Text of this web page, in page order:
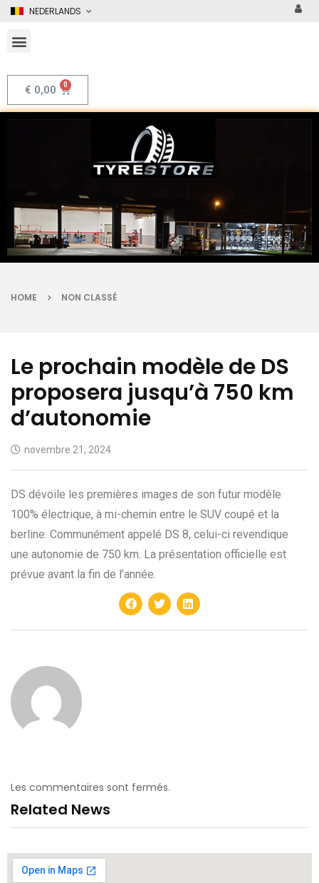
NEDERLANDS
€ 0,00
HOME NON CLASSÉ
Le prochain modèle de DS
proposera jusqu’à 750 km
d’autonomie
novembre 21, 2024
DS dévoile les premières images de son futur modèle
100% électrique, à mi-chemin entre le SUV coupé et la
berline. Communément appelé DS 8, celui-ci revendique
une autonomie de 750 km. La présentation officielle est
prévue avant la fin de l’année.
Les commentaires sont fermés.
Related News